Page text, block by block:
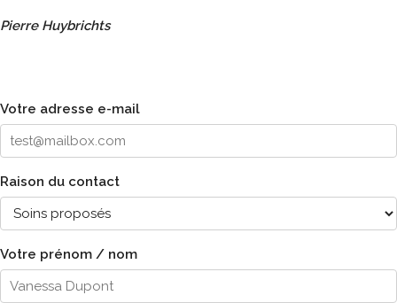
Pierre Huybrichts
Votre adresse e-mail
Raison du contact
Votre prénom / nom